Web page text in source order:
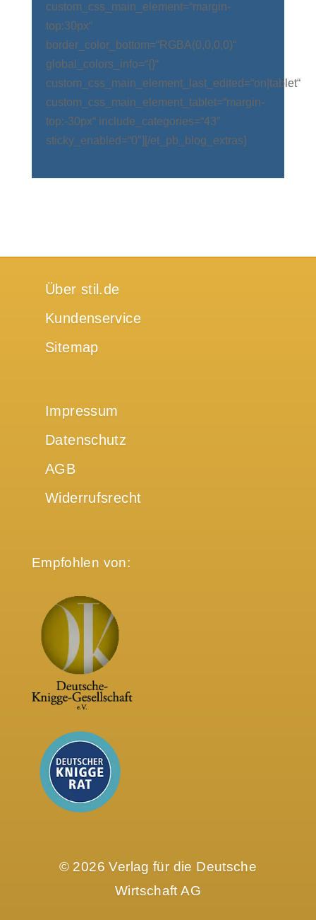
custom_css_main_element=“margin-
top:30px“
border_color_bottom=“RGBA(0,0,0,0)“
global_colors_info=“{}“
custom_css_main_element_last_edited=“on|tablet“
custom_css_main_element_tablet=“margin-
top:-30px“ include_categories=“43″
sticky_enabled=“0″][/et_pb_blog_extras]
Über stil.de
Kundenservice
Sitemap
Impressum
Datenschutz
AGB
Widerrufsrecht
Empfohlen von:
© 2026 Verlag für die Deutsche
Wirtschaft AG